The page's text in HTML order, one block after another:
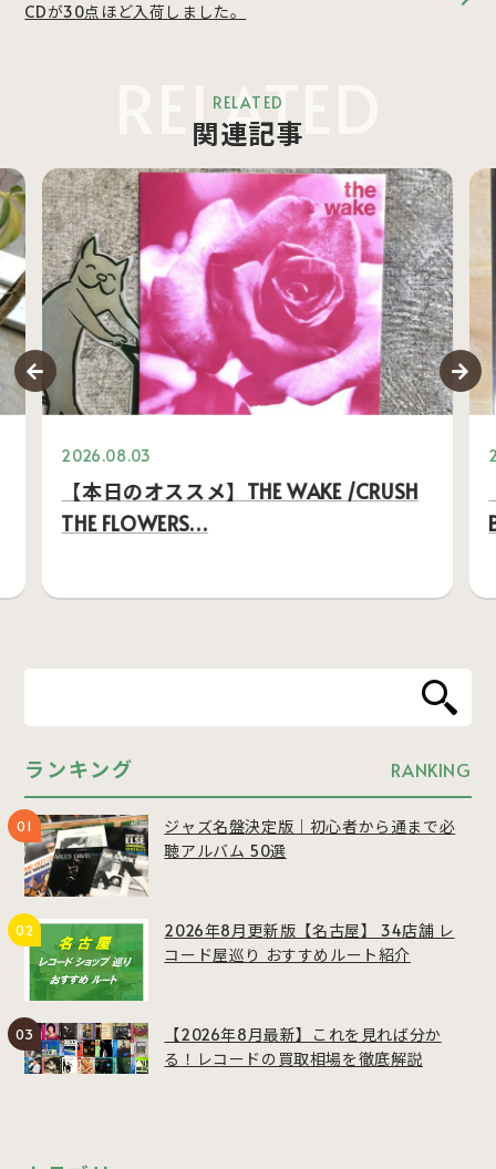
CDが30点ほど入荷しました。
RELATED
RELATED
関連記事
2026.08.03
【本日のオススメ】THE WAKE /CRUSH
THE FLOWERS…
ランキング RANKING
ジャズ名盤決定版｜初心者から通まで必
聴アルバム 50選
2026年8月更新版【名古屋】 34店舗 レ
コード屋巡り おすすめルート紹介
【2026年8月最新】これを見れば分か
る！レコードの買取相場を徹底解説